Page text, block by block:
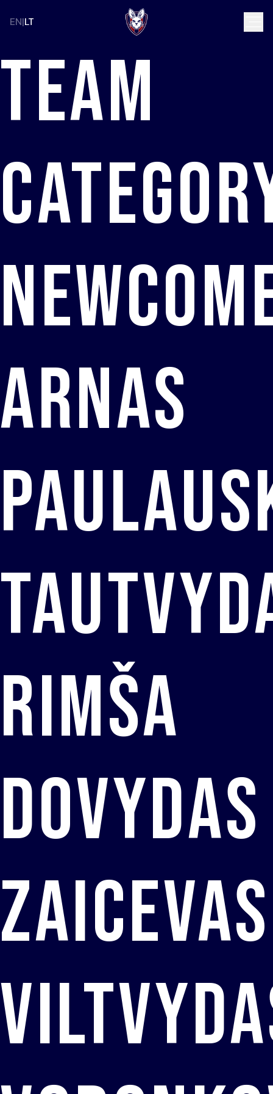
EN LT
Team
Arnas
Rimša
Dovydas
Zaicevas